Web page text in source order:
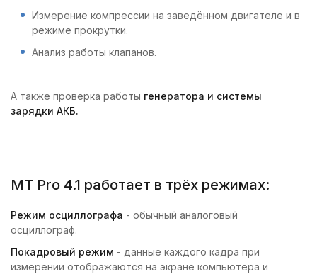
Измерение компрессии на заведённом двигателе и в
режиме прокрутки.
Анализ работы клапанов.
А также проверка работы генератора и системы
зарядки АКБ.
MT Pro 4.1 работает в трёх режимах:
Режим осциллографа - обычный аналоговый
осциллограф.
Покадровый режим - данные каждого кадра при
измерении отображаются на экране компьютера и